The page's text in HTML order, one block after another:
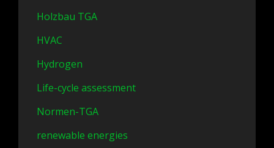
Holzbau TGA
HVAC
Hydrogen
Life-cycle assessment
Normen-TGA
renewable energies